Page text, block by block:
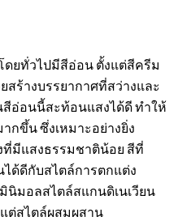
ดยทั่วไปมีสีอ่อน ตั้งแต่สีครีม
ร้างบรรยากาศที่สว่างและ
สีอ่อนนี้สะท้อนแสงได้ดี ทำให้
กขึ้น ซึ่งเหมาะอย่างยิ่ง
มีแสงธรรมชาติน้อย สีที่
ได้ดีกับสไตล์การตกแต่ง
นิมอลสไตล์สแกนดิเนเวียน
ต่สไตล์ผสมผสาน